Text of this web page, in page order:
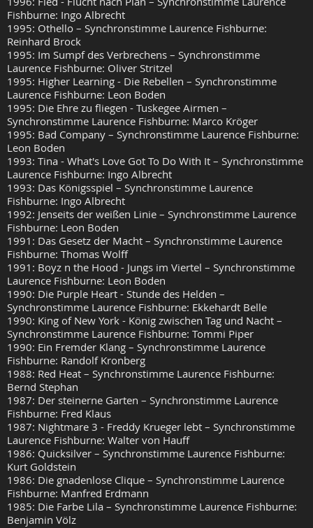
Fishburne: Ingo Albrecht
1995: Othello – Synchronstimme Laurence Fishburne:
Reinhard Brock
1995: Im Sumpf des Verbrechens – Synchronstimme
Laurence Fishburne: Oliver Stritzel
1995: Higher Learning - Die Rebellen – Synchronstimme
Laurence Fishburne: Leon Boden
1995: Die Ehre zu fliegen - Tuskegee Airmen –
Synchronstimme Laurence Fishburne: Marco Kröger
1995: Bad Company – Synchronstimme Laurence Fishburne:
Leon Boden
1993: Tina - What's Love Got To Do With It – Synchronstimme
Laurence Fishburne: Ingo Albrecht
1993: Das Königsspiel – Synchronstimme Laurence
Fishburne: Ingo Albrecht
1992: Jenseits der weißen Linie – Synchronstimme Laurence
Fishburne: Leon Boden
1991: Das Gesetz der Macht – Synchronstimme Laurence
Fishburne: Thomas Wolff
1991: Boyz n the Hood - Jungs im Viertel – Synchronstimme
Laurence Fishburne: Leon Boden
1990: Die Purple Heart - Stunde des Helden –
Synchronstimme Laurence Fishburne: Ekkehardt Belle
1990: King of New York - König zwischen Tag und Nacht –
Synchronstimme Laurence Fishburne: Tommi Piper
1990: Ein Fremder Klang – Synchronstimme Laurence
Fishburne: Randolf Kronberg
1988: Red Heat – Synchronstimme Laurence Fishburne:
Bernd Stephan
1987: Der steinerne Garten – Synchronstimme Laurence
Fishburne: Fred Klaus
1987: Nightmare 3 - Freddy Krueger lebt – Synchronstimme
Laurence Fishburne: Walter von Hauff
1986: Quicksilver – Synchronstimme Laurence Fishburne:
Kurt Goldstein
1986: Die gnadenlose Clique – Synchronstimme Laurence
Fishburne: Manfred Erdmann
1985: Die Farbe Lila – Synchronstimme Laurence Fishburne:
Benjamin Völz